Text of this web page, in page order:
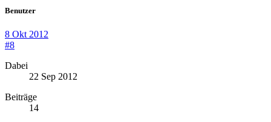
Benutzer
8 Okt 2012
#8
Dabei
22 Sep 2012
Beiträge
14